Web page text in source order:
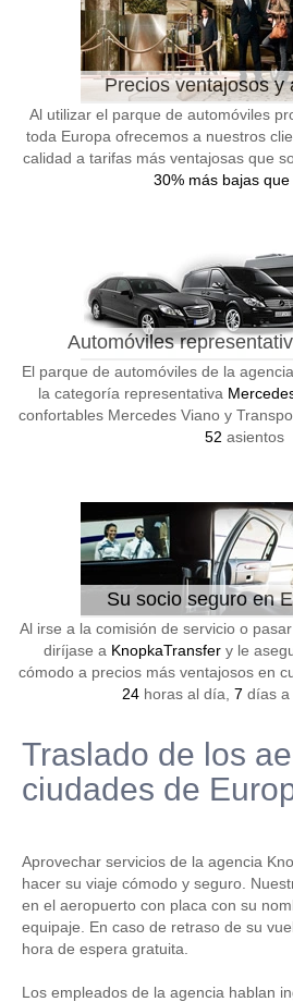
Precios ventajosos y
Al utilizar el parque de automóviles
toda Europa ofrecemos a nuestros
calidad a tarifas más ventajosas que
30% más bajas
Automóviles
El parque de automóviles de la
la categoría representativa
confortables Mercedes Viano y
52 asientos
Su socio seguro en
Al irse a la comisión de servicio o
diríjase a KnopkaTransfery le
cómodo a precios más ventajosos en
24 horas al día, 7 días a
Traslado de los
ciudades de
Aprovechar servicios de la agencia
hacer su viaje cómodo y seguro.
en el aeropuerto con placa con su
equipaje. En caso de retraso de su
hora de espera gratuita.
Los empleados de la agencia hablan